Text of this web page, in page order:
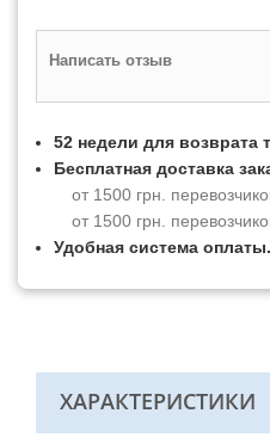
Написать отзыв
52 недели для возврата
Бесплатная доставка
от 1500 грн.
от 1500 грн.
Удобная система оплаты.
ХАРАКТЕРИСТИКИ